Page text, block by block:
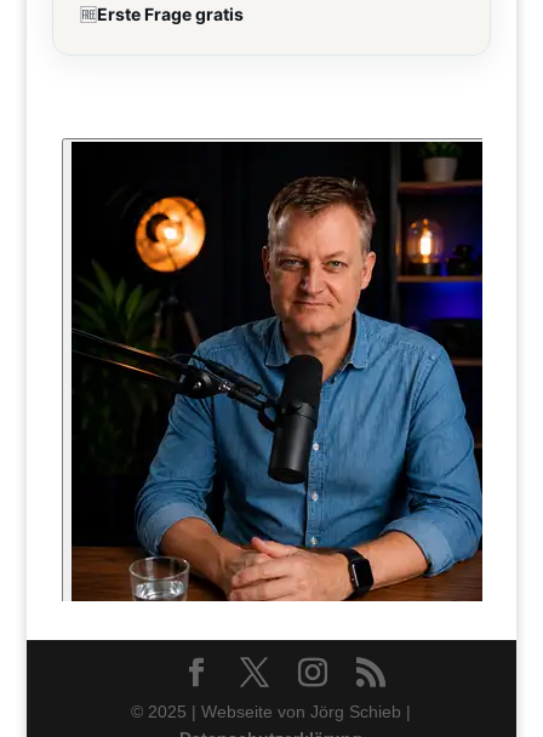
🆓Erste Frage gratis
© 2025 | Webseite von Jörg Schieb |